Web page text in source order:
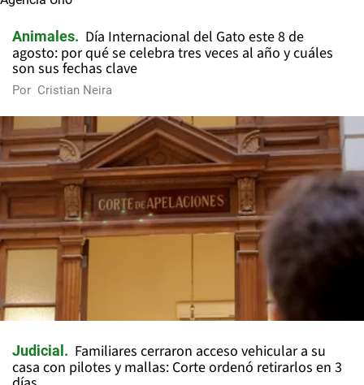
Animales
Día Internacional del Gato este 8 de
agosto: por qué se celebra tres veces al año y cuáles
son sus fechas clave
Por Cristian Neira
Judicial
Familiares cerraron acceso vehicular a su
casa con pilotes y mallas: Corte ordenó retirarlos en 3